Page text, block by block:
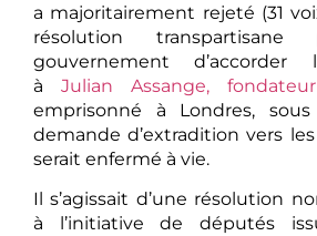
a majoritairement rejeté (31
résolution transpartisane
gouvernement d’accorder
à Julian Assange,
emprisonné à Londres,
demande d’extradition vers
serait enfermé à vie.
Il s’agissait d’une résolution
à l’initiative de députés